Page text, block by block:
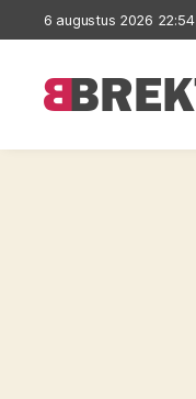
6 augustus 2026 22:54